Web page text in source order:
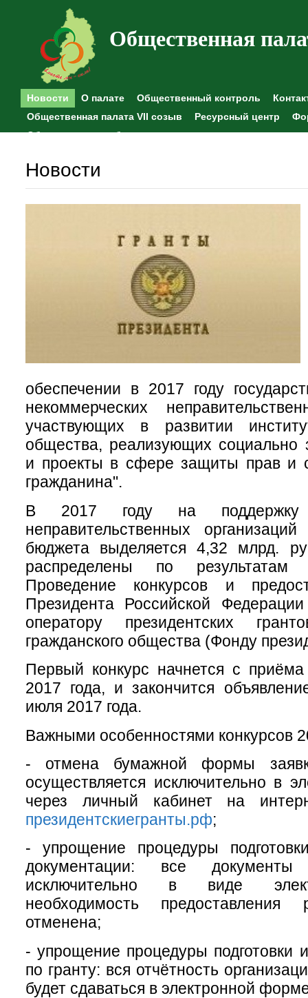
Общественная
Новости О палате Общественный контроль
Общественная палата VII созыв
Ресурсный центр
Общественные наблюдения
Новости
обеспечении в 2017 году
некоммерческих
участвующих в развитии
общества, реализующих социально
и проекты в сфере защиты прав и
гражданина".
В 2017 году на поддержку
неправительственных
бюджета выделяется 4,32 млрд.
распределены по результатам
Проведение конкурсов и
Президента Российской
оператору президентских
гражданского общества (Фонду
Первый конкурс начнется с
2017 года, и закончится
июля 2017 года.
Важными особенностями конкурсов
- отмена бумажной формы
осуществляется исключительно в
через личный кабинет на
президентскиегранты.рф;
- упрощение процедуры
документации: все документы
исключительно в виде
необходимость предоставления
отменена;
- упрощение процедуры подготовки
по гранту: вся отчётность
будет сдаваться в электронной